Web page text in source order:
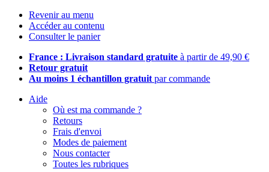
Revenir au menu
Accéder au contenu
Consulter le panier
France : Livraison standard gratuite à partir de 49,90 €
Retour gratuit
Au moins 1 échantillon gratuit par commande
Aide
Où est ma commande ?
Retours
Frais d'envoi
Modes de paiement
Nous contacter
Toutes les rubriques